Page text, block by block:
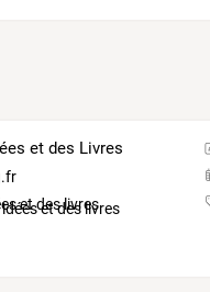
et des Livres
et des livres